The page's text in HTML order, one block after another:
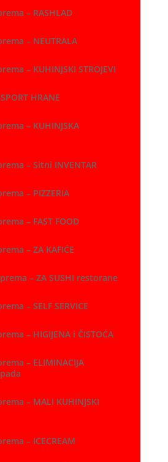
– RASHLAD
– NEUTRALA
– KUHINJSKI STROJEVI
HRANE
– KUHINJSKA
– Sitni INVENTAR
– PIZZERIA
– FAST FOOD
– ZA KAFIĆE
– ZA SUSHI restorane
– SELF SERVICE
– HIGIJENA i ČISTOĆA
– ELIMINACIJA
– MALI KUHINJSKI
– ICECREAM